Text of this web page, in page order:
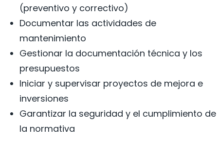
(preventivo y correctivo)
Documentar las actividades de
mantenimiento
Gestionar la documentación técnica y los
presupuestos
Iniciar y supervisar proyectos de mejora e
inversiones
Garantizar la seguridad y el cumplimiento de
la normativa